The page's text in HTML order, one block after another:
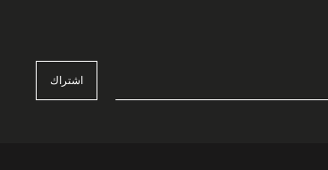
اشتراك